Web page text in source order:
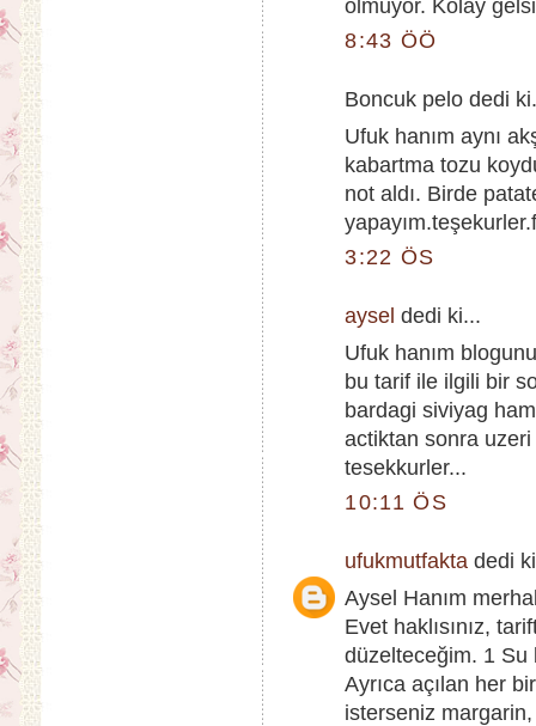
olmuyor. Kolay
8:43 ÖÖ
Boncuk pelo dedi
Ufuk hanım aynı
kabartma tozu
not aldı. Birde
3:22 ÖS
aysel dedi ki...
Ufuk hanım
bu tarif ile ilgili bir
bardagi siviyag
actiktan sonra
tesekkurler...
10:11 ÖS
ufukmutfakta dedi
Aysel Hanım
Evet haklısınız,
düzelteceğim. 1 Su
Ayrıca açılan her
isterseniz